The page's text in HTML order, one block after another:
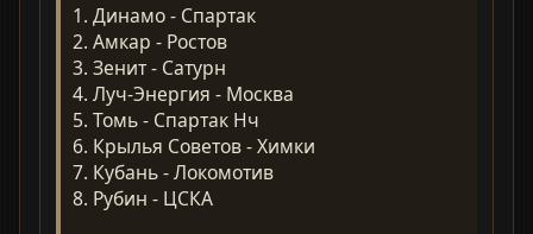
1. Динамо - Спартак
2. Амкар - Ростов
3. Зенит - Сатурн
4. Луч-Энергия - Москва
5. Томь - Спартак Нч
6. Крылья Советов - Химки
7. Кубань - Локомотив
8. Рубин - ЦСКА